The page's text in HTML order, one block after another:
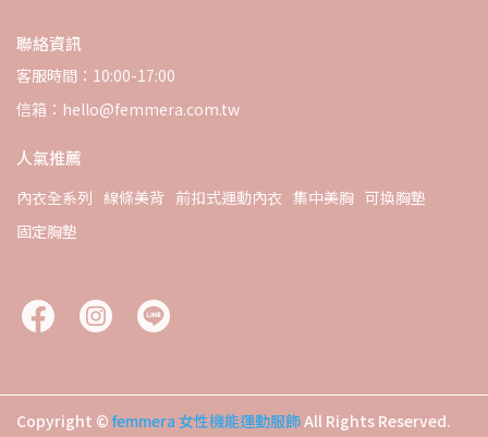
聯絡資訊
客服時間：10:00-17:00
信箱：hello@femmera.com.tw
人氣推薦
內衣全系列 線條美背 前扣式運動內衣 集中美胸 可換胸墊
固定胸墊
Copyright © femmera 女性機能運動服飾All Rights Reserved.